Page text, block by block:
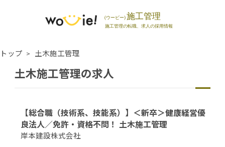
トップ 土木施工管理
土木施工管理の求人
【総合職（技術系、技能系）】＜新卒＞健康経営優
良法人／免許・資格不問！ 土木施工管理
岸本建設株式会社